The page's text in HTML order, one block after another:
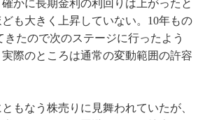
確かに長期金利の利回りは上がったと
も大きく上昇していない。10年もの
きたので次のステージに行ったよう
際のところは通常の変動範囲の許容
もなう株売りに見舞われていたが、